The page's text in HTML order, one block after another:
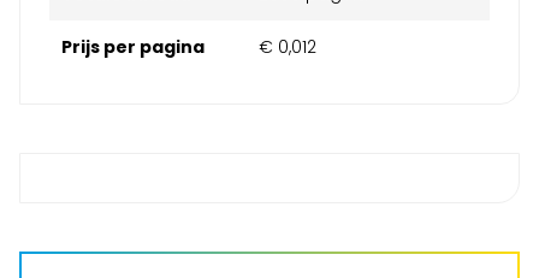
Prijs per pagina € 0,012